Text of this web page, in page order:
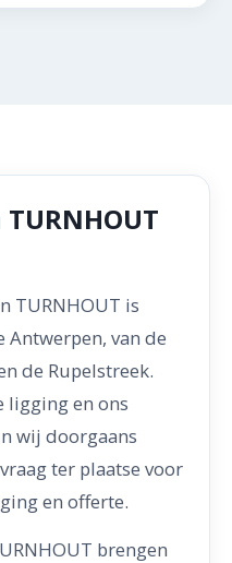
TURNHOUT is
van de
de Rupelstreek.
ligging en ons
wij doorgaans
ter plaatse voor
en offerte.
brengen